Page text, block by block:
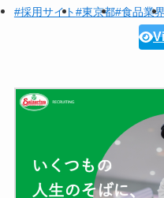
#採用サイト#東京都#食品業界